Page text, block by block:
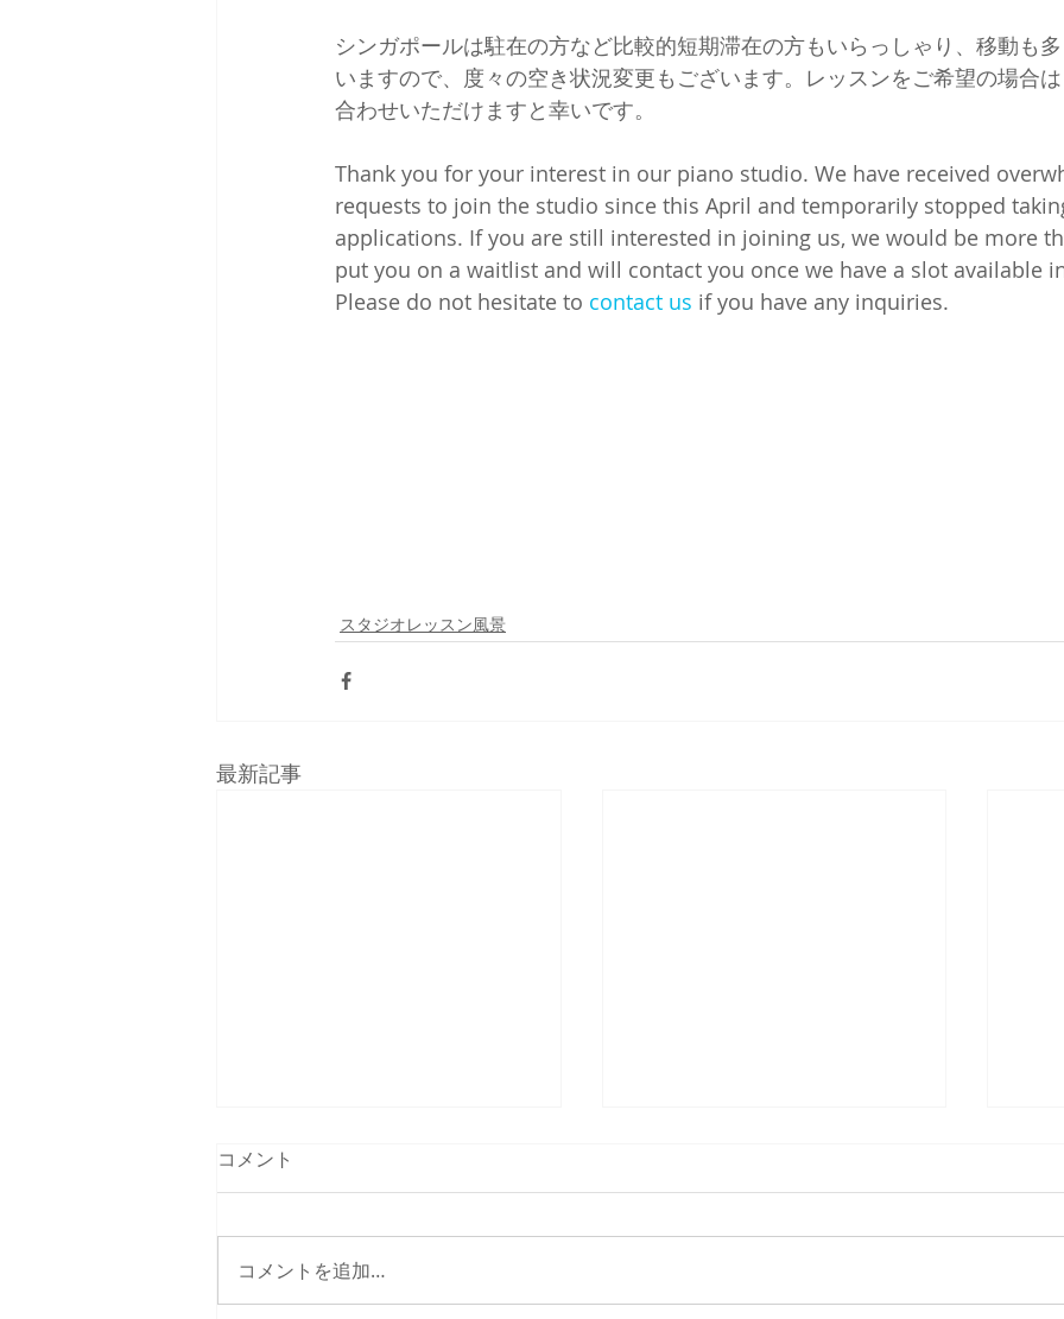
シンガポールは駐在の方など比較的短期滞在の方もいらっしゃり、移動も
いますので、度々の空き状況変更もございます。レッスンをご希望の場合
合わせいただけますと幸いです。
Thank you for your interest in our piano studio. We have received
requests to join the studio since this April and temporarily stopped
applications. If you are still interested in joining us, we would be more
put you on a waitlist and will contact you once we have a slot available
Please do not hesitate to contact us if you have any inquiries.
スタジオレッスン風景
最新記事
Lesson / レッスン風景
コメント
コメントを追加…